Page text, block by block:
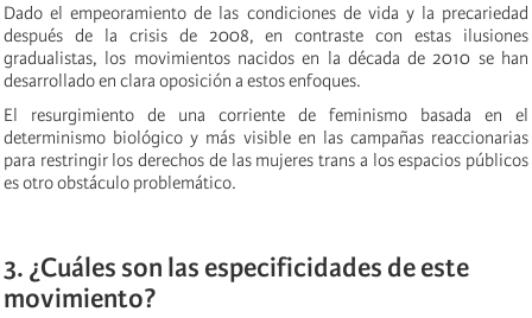
Dado el empeoramiento de las condiciones de vida y la precariedad
después de la crisis de 2008, en contraste con estas ilusiones
gradualistas, los movimientos nacidos en la década de 2010 se han
desarrollado en clara oposición a estos enfoques.
El resurgimiento de una corriente de feminismo basada en el
determinismo biológico y más visible en las campañas reaccionarias
para restringir los derechos de las mujeres trans a los espacios públicos
es otro obstáculo problemático.
3. ¿Cuáles son las especificidades de este
movimiento?